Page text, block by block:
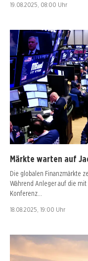
19.08.2025, 08:00 Uhr
Märkte warten auf
Die globalen Finanzmärkte
Während Anleger auf die
Konferenz…
18.08.2025, 19:00 Uhr